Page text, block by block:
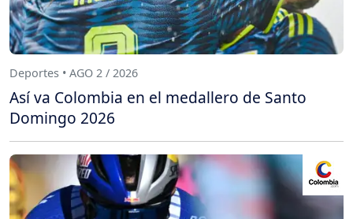
Deportes • AGO 2 / 2026
Así va Colombia en el medallero de Santo
Domingo 2026